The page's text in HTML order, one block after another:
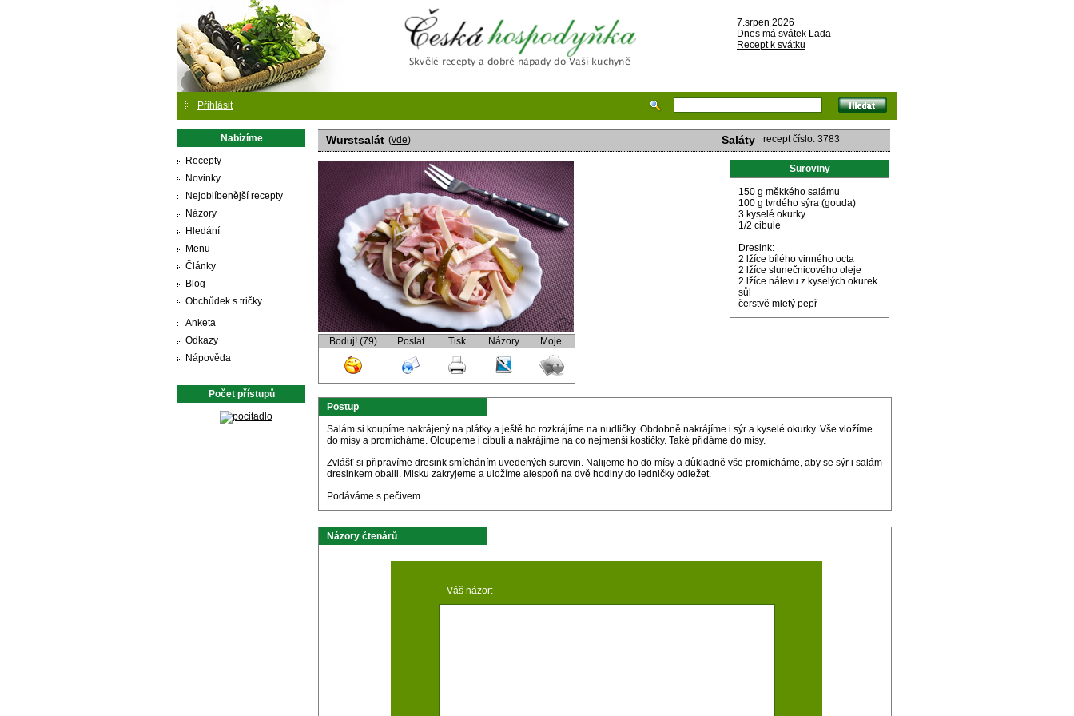
Česká hospodyňka
7.srpen 2026
Dnes má svátek Lada
Recept k svátku
Přihlásit
Nabízíme
Recepty
Novinky
Nejoblíbenější recepty
Názory
Hledání
Menu
Články
Blog
Obchůdek s tričky
Anketa
Odkazy
Nápověda
Počet přístupů
Wurstsalát (vde) Saláty recept číslo: 3783
Boduj! (79) Poslat Tisk Názory Moje
Suroviny
150 g měkkého salámu
100 g tvrdého sýra (gouda)
3 kyselé okurky
1/2 cibule
Dresink:
2 lžíce bílého vinného octa
2 lžíce slunečnicového oleje
2 lžíce nálevu z kyselých okurek
sůl
čerstvě mletý pepř
Postup
Salám si koupíme nakrájený na plátky a ještě ho rozkrájíme na nudličky. Obdobně nakrájíme i sýr a kyselé okurky. Vše vložíme
do mísy a promícháme. Oloupeme i cibuli a nakrájíme na co nejmenší kostičky. Také přidáme do mísy.
Zvlášť si připravíme dresink smícháním uvedených surovin. Nalijeme ho do mísy a důkladně vše promícháme, aby se sýr i salám
dresinkem obalil. Misku zakryjeme a uložíme alespoň na dvě hodiny do ledničky odležet.
Podáváme s pečivem.
Názory čtenárů
Váš názor: